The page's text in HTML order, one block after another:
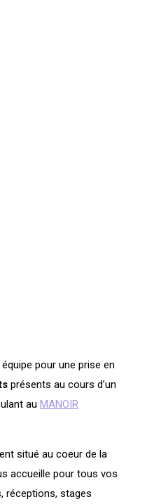
pour une prise en
présents au cours d’un
au MANOIR
situé au coeur de la
accueille pour tous vos
réceptions, stages